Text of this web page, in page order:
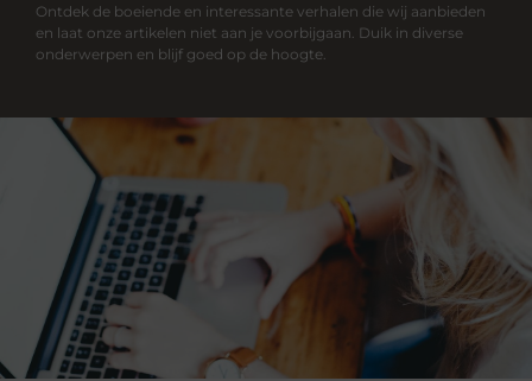
Ontdek de boeiende en interessante verhalen die wij aanbieden
en laat onze artikelen niet aan je voorbijgaan. Duik in diverse
onderwerpen en blijf goed op de hoogte.